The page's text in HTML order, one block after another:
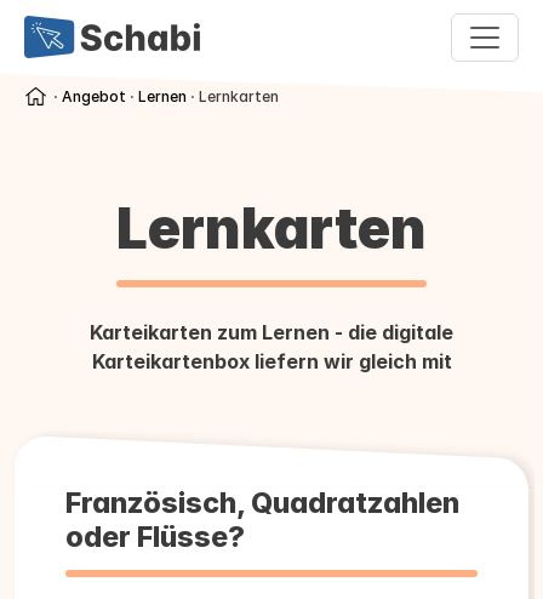
⋅ Angebot ⋅ Lernen ⋅ Lernkarten
Lernkarten
Karteikarten zum Lernen - die digitale
Karteikartenbox liefern wir gleich mit
Französisch, Quadratzahlen
oder Flüsse?